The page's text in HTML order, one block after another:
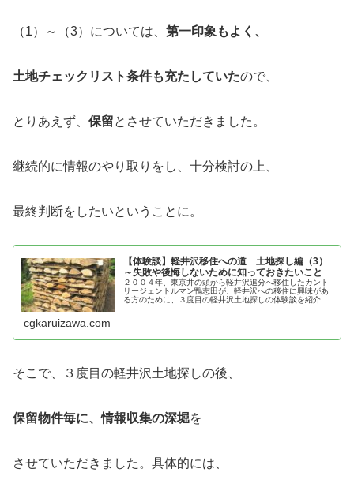
（1）～（3）については、 第一印象もよく、
土地チェックリスト条件も充たしていたので、
とりあえず、 保留とさせていただきました。
継続的に情報のやり取りをし、十分検討の上、
最終判断をしたいということに。
【体験談】軽井沢移住への道 土地探し編（3）
～失敗や後悔しないために知っておきたいこと
２００４年、東京井の頭から軽井沢追分へ移住したカント
リージェントルマン鴨志田が、軽井沢への移住に興味があ
る方のために、３度目の軽井沢土地探しの体験談を紹介
cgkaruizawa.com
そこで、３度目の軽井沢土地探しの後、
保留物件毎に、情報収集の深堀を
させていただきました。具体的には、